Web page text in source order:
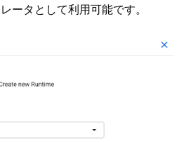
ータとして利用可能です。